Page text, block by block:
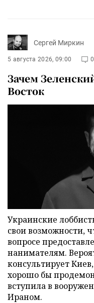
Сергей Миркин
5 августа 2026, 09:00 0
Зачем
Восток
Украинские
свои возможности,
вопросе
нанимателям.
консультирует
хорошо бы
вступила в
Ираном.